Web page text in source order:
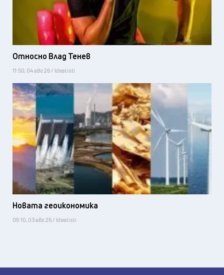
Относно Влад Тенев
11:50, 04 авг 26 / Idealisti
Новата геоикономика
09:10, 03 авг 26 / Idealisti